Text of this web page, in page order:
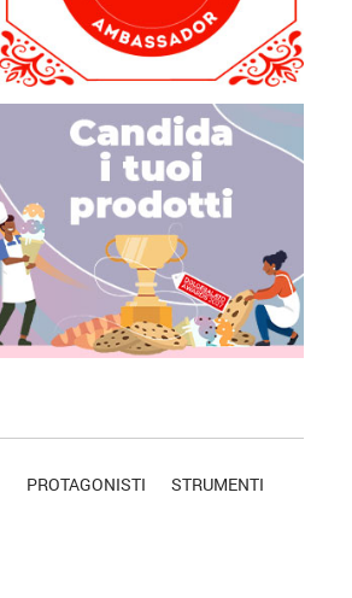
PROTAGONISTI STRUMENTI